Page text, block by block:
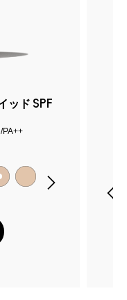
ッド SPF
PA++